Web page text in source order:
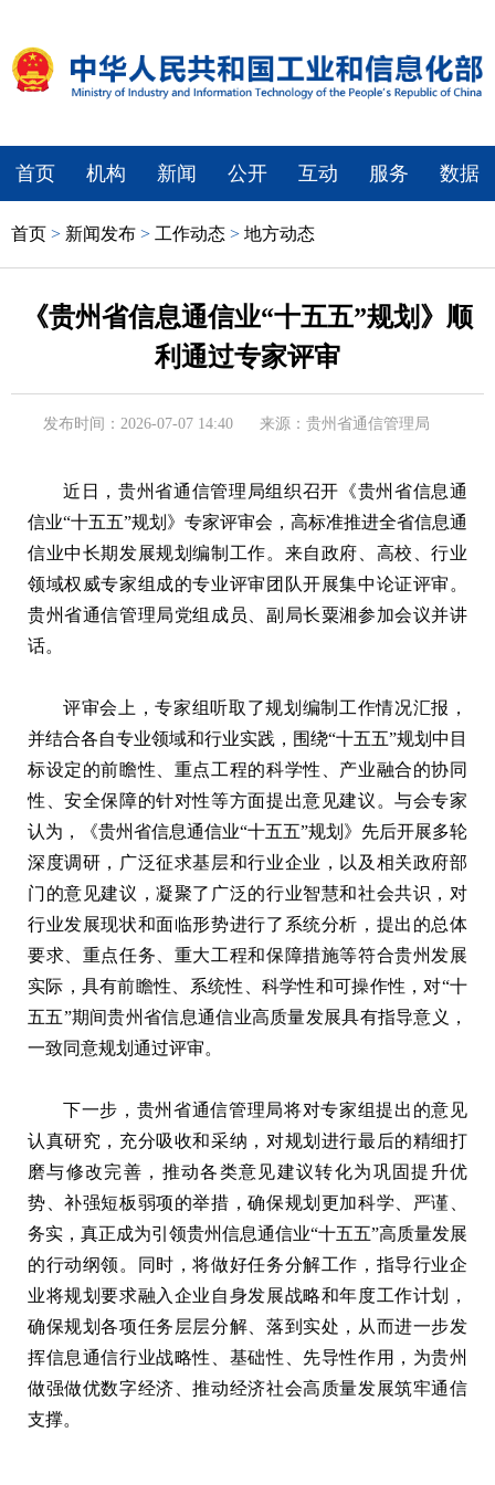
首页 机构 新闻 公开 互动 服务 数据
首页 > 新闻发布 > 工作动态 > 地方动态
《贵州省信息通信业“十五五”规划》顺
利通过专家评审
发布时间：2026-07-07 14:40 来源：贵州省通信管理局
近日，贵州省通信管理局组织召开《贵州省信息通
信业“十五五”规划》专家评审会，高标准推进全省信息通
信业中长期发展规划编制工作。来自政府、高校、行业
领域权威专家组成的专业评审团队开展集中论证评审。
贵州省通信管理局党组成员、副局长粟湘参加会议并讲
话。
评审会上，专家组听取了规划编制工作情况汇报，
并结合各自专业领域和行业实践，围绕“十五五”规划中目
标设定的前瞻性、重点工程的科学性、产业融合的协同
性、安全保障的针对性等方面提出意见建议。与会专家
认为，《贵州省信息通信业“十五五”规划》先后开展多轮
深度调研，广泛征求基层和行业企业，以及相关政府部
门的意见建议，凝聚了广泛的行业智慧和社会共识，对
行业发展现状和面临形势进行了系统分析，提出的总体
要求、重点任务、重大工程和保障措施等符合贵州发展
实际，具有前瞻性、系统性、科学性和可操作性，对“十
五五”期间贵州省信息通信业高质量发展具有指导意义，
一致同意规划通过评审。
下一步，贵州省通信管理局将对专家组提出的意见
认真研究，充分吸收和采纳，对规划进行最后的精细打
磨与修改完善，推动各类意见建议转化为巩固提升优
势、补强短板弱项的举措，确保规划更加科学、严谨、
务实，真正成为引领贵州信息通信业“十五五”高质量发展
的行动纲领。同时，将做好任务分解工作，指导行业企
业将规划要求融入企业自身发展战略和年度工作计划，
确保规划各项任务层层分解、落到实处，从而进一步发
挥信息通信行业战略性、基础性、先导性作用，为贵州
做强做优数字经济、推动经济社会高质量发展筑牢通信
支撑。